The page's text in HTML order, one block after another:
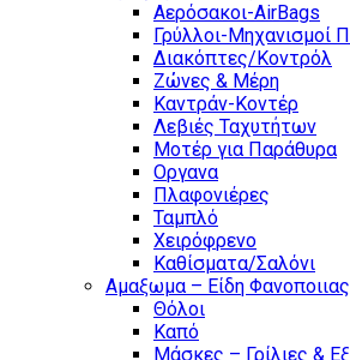
Αερόσακοι-AirBags
Γρύλλοι-Μηχανισμοί
Διακόπτες/Κοντρόλ
Ζώνες & Μέρη
Καντράν-Κοντέρ
Λεβιές Ταχυτήτων
Μοτέρ για Παράθυρα
Οργανα
Πλαφονιέρες
Ταμπλό
Χειρόφρενο
Καθίσματα/Σαλόνι
Αμαξωμα – Είδη Φανοποιιας
Θόλοι
Καπό
Μάσκες – Γρίλιες &